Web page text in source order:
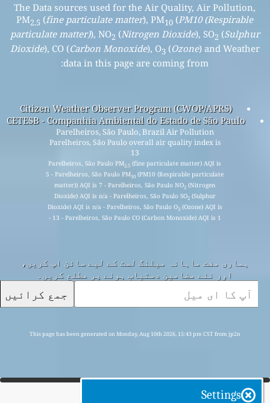
The Data sources used for the Air Quality, Air Pollution,
PM2.5(fine particulate matter), PM10(PM10 (Respirable
particulate matter)), NO2 (Nitrogen Dioxide), SO2 (Sulphur
Dioxide), CO (Carbon Monoxide), O3 (Ozone ) and Weather
data in this page are coming from:
Citizen Weather Observer Program (CWOP/APRS)
CETESB - Companhia Ambiental do Estado de São Paulo
Parelheiros, São Paulo, Brazil Air Pollution
Parelheiros, São Paulo overall air quality index is
13
Parelheiros, São Paulo PM2.5(fine particulate matter) AQI is
5 - Parelheiros, São Paulo PM10(PM10 (Respirable particulate
matter)) AQI is 7 - Parelheiros, São Paulo NO 2(Nitrogen
Dioxide) AQI is n/a - Parelheiros, São Paulo SO 2(Sulphur
Dioxide) AQI is n/a - Parelheiros, São Paulo O 3(Ozone) AQI is
13 - Parelheiros, São Paulo CO (Carbon Monoxide) AQI is 1 -
ہماری مفت ماہانہ میلنگ لسٹ کے لیے سائن اپ کریں،
اور نئے مضامین دستیاب ہونے پر مطلع کریں۔
جمع کرائیں
This page has been generated on Monday, Aug 10th 2026, 15:43 pm CST from jp2n
Settings